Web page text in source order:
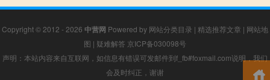
Copyright © 2012 - 2026 中营网 Powered by 网站分类目录 | 精选推荐文章 | 网站地
图 | 疑难解答 京ICP备030098号
声明：本站内容来自互联网，如信息有错误可发邮件到f_fb#foxmail.com说明，我们
会及时纠正，谢谢